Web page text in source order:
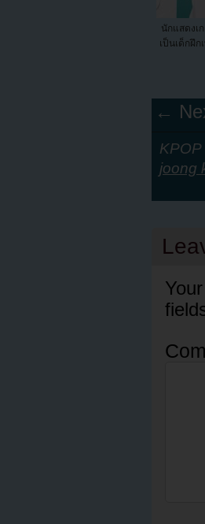
นักแสดงเ
เป็นเด็กฝึก
←
joong